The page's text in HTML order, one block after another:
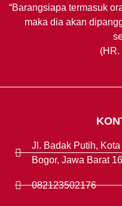
“Barangsiapa termasuk
maka dia akan
(HR.
Jl. Badak Putih,
Bogor, Jawa Barat
082123502176